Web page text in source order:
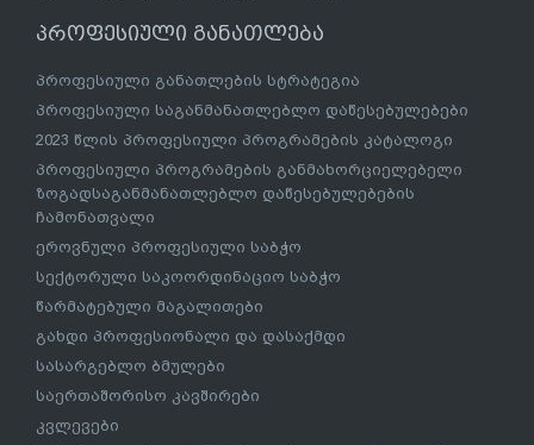
პროფესიული განათლება
პროფესიული განათლების სტრატეგია
პროფესიული საგანმანათლებლო დაწესებულებები
2023 წლის პროფესიული პროგრამების კატალოგი
პროფესიული პროგრამების განმახორციელებელი
ზოგადსაგანმანათლებლო დაწესებულებების
ჩამონათვალი
ეროვნული პროფესიული საბჭო
სექტორული საკოორდინაციო საბჭო
წარმატებული მაგალითები
გახდი პროფესიონალი და დასაქმდი
სასარგებლო ბმულები
საერთაშორისო კავშირები
კვლევები